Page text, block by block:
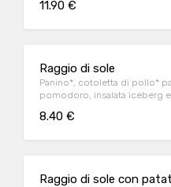
11.90 €
Raggio di sole
Panino*, cotoletta di pollo*
pomodoro, insalata iceberg
8.40 €
Raggio di sole con